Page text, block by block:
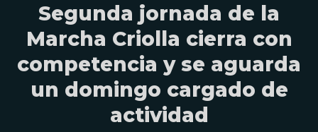
Segunda jornada de la
Marcha Criolla cierra con
competencia y se aguarda
un domingo cargado de
actividad